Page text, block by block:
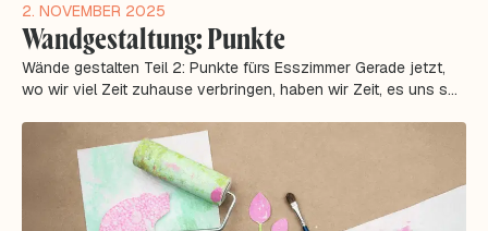
2. NOVEMBER 2025
Wandgestaltung: Punkte
Wände gestalten Teil 2: Punkte fürs Esszimmer Gerade jetzt,
wo wir viel Zeit zuhause verbringen, haben wir Zeit, es uns so